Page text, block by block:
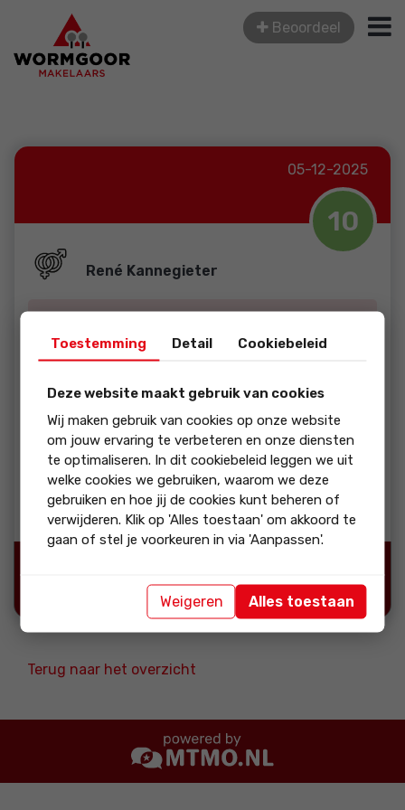
Beoordeel
05-12-2025
10
René Kannegieter
Vriendelijk, duidelijk, met geduld en behulpzaam
reactie
Dankje René! Veel geluk op jullie nieuwe plek!
Reactie van Wormgoor Makelaars
Terug naar het overzicht
Toestemming Detail Cookiebeleid
Deze website maakt gebruik van cookies
Wij maken gebruik van cookies op onze website
om jouw ervaring te verbeteren en onze diensten
te optimaliseren. In dit cookiebeleid leggen we uit
welke cookies we gebruiken, waarom we deze
gebruiken en hoe jij de cookies kunt beheren of
verwijderen. Klik op 'Alles toestaan' om akkoord te
gaan of stel je voorkeuren in via 'Aanpassen'.
Weigeren Alles toestaan